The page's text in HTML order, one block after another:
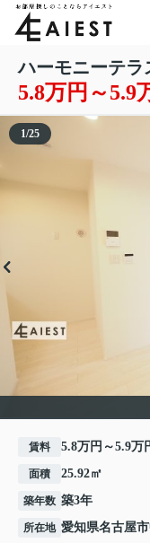
ハーモニーテラ
5.8万円～5.9
1/25
賃料 5.8万円～5.9万
面積 25.92㎡
築年数 築3年
所在地 愛知県名古屋